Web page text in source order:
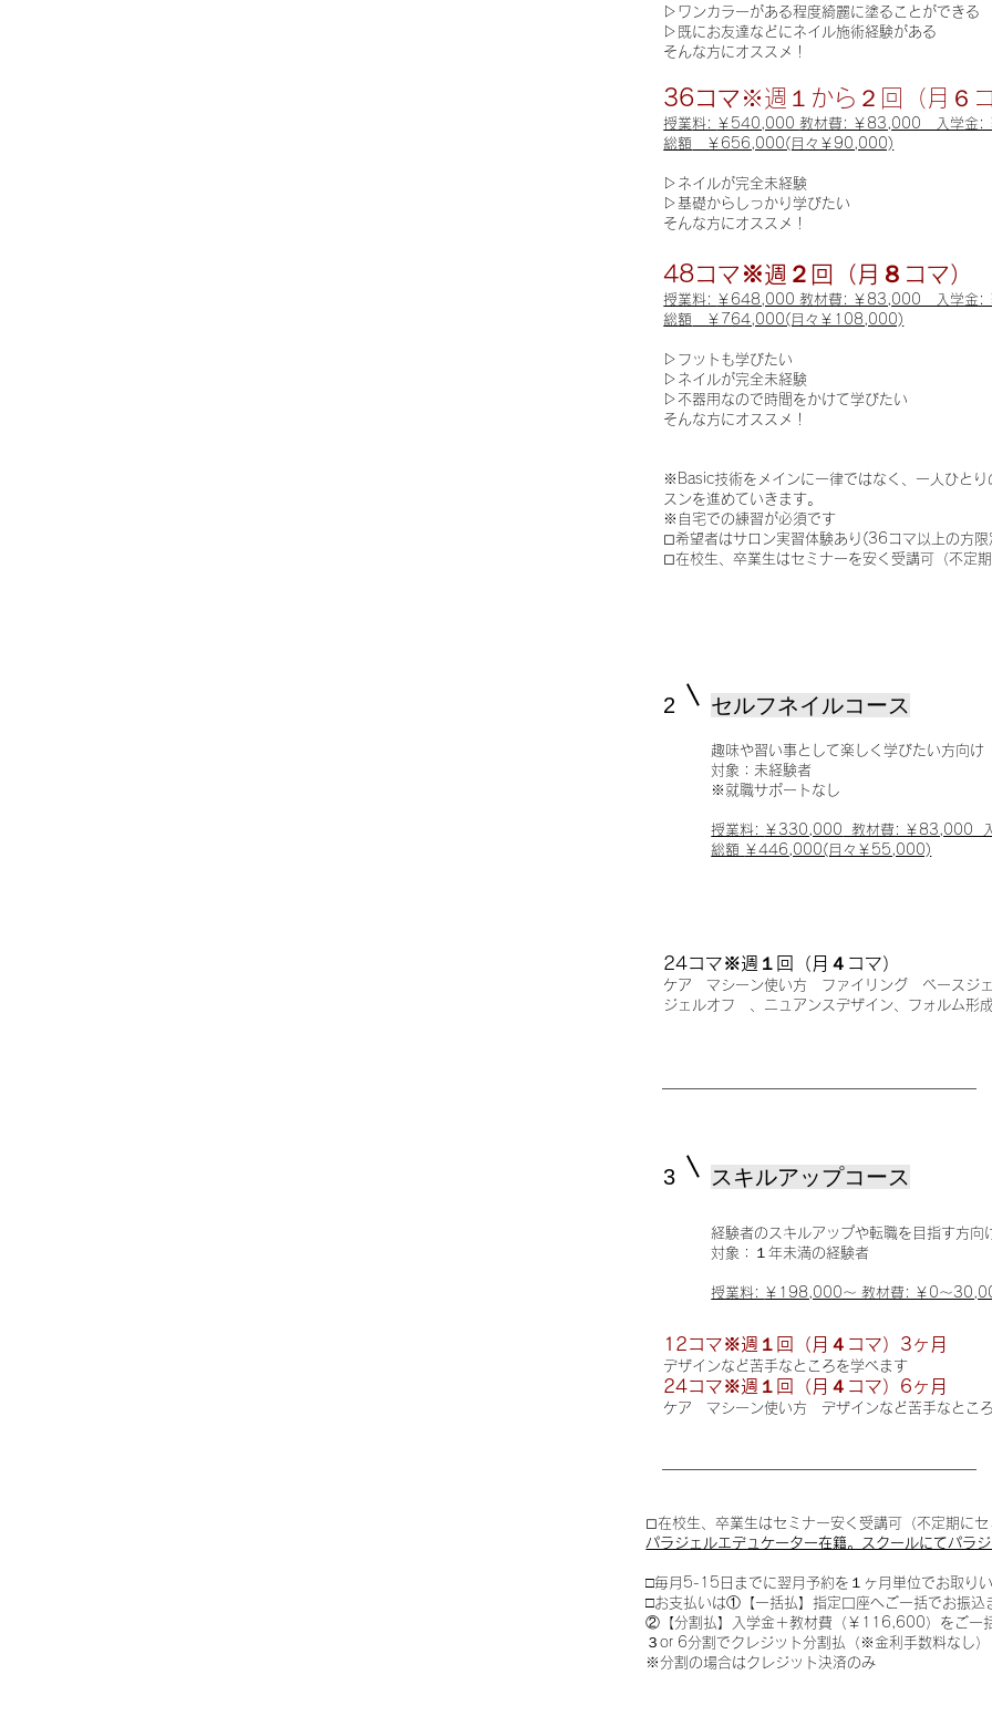
▷ワンカラーがある程度綺麗に塗ることができる
▷既にお友達などにネイル施術経験がある
そんな方にオススメ！
36コマ※週１から２回（月６コ
授業料: ￥540,000教材費: ￥83,000 入学金:
総額
￥656,000(月々￥90,000)
▷ネイルが完全未経験
▷基礎からしっかり学びたい
そんな方にオススメ！
48コマ※週２回（月８コマ）
授業料:
￥648,000 教材費: ￥83,000 入学金:
総額
￥764,000(月々￥108,000)
▷フットも学びたい
▷ネイルが完全未経験
▷不器用なので時間をかけて学びたい
そんな方にオススメ！
※Basic技術をメインに一律ではなく、一人ひと
スンを進めていきます。
※自宅での練習が必須です
◻︎希望者はサロン実習体験あり(36コマ以上の
◻︎在校生、卒業生はセミナー​を安く受講可（不定
2 セルフネイルコース
趣味や習い事として楽しく学びたい方向け
対象：未経験者
​※就職サポート なし
授業料: ￥330,000
教材費: ￥83,000
総額 ￥446,000(月々￥55,000)
24コマ※週１回（月４コマ）
ケア マシーン使い方 ファイリング ベースジェ
ジェルオフ 、ニュアンスデザイン、フォルム形
3 スキルアップコース
経験者のスキルアップや転職を目指す方向
対象：１年未満の経験者
授業料: ￥198,000〜 教材費: ￥0〜
12コマ※週１回（月４コマ）3ヶ月
デザインなど苦手なところを学べます
24コマ※週１回（月４コマ）6ヶ月
ケア マシーン使い方 デザインなど苦手なとこ
◻︎在校生、卒業生はセミナー安く受講可（不定期にセ
パラジェルエデュケーター在籍。スクールにてパラ
□毎月5-15日までに翌月予約を１ヶ月単位でお取り
□お支払いは①【一括払】指定口座へご一括でお振
②【分割払】入学金＋教材費（￥116,600）をご一
３or 6分割でクレジット分割払（※金利手数料なし）
※分割の場合はクレジット決済のみ